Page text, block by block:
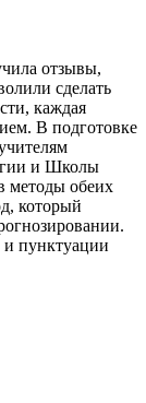
отзывы,
сделать
каждая
В подготовке
и Школы
методы обеих
который
и пунктуации